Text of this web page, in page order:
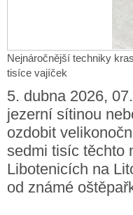
Nejnáročnější techniky
tisíce vajíček
5. dubna 2026,
jezerní sítinou
ozdobit
sedmi tisíc těchto
Libotenicích na
od známé